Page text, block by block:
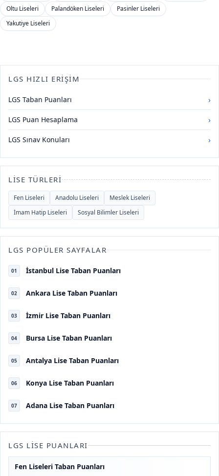
Oltu Liseleri
Palandöken Liseleri
Pasinler Liseleri
Yakutiye Liseleri
LGS HIZLI ERIŞIM
LGS Taban Puanları ›
LGS Puan Hesaplama ›
LGS Sınav Konuları ›
LISE TÜRLERI
Fen Liseleri Anadolu Liseleri
Meslek Liseleri
İmam Hatip Liseleri
Sosyal Bilimler Liseleri
LGS POPÜLER SAYFALAR
01 İstanbul Lise Taban Puanları
02 Ankara Lise Taban Puanları
03 İzmir Lise Taban Puanları
04 Bursa Lise Taban Puanları
05 Antalya Lise Taban Puanları
06 Konya Lise Taban Puanları
07 Adana Lise Taban Puanları
LGS LISE PUANLARI
Fen Liseleri Taban Puanları